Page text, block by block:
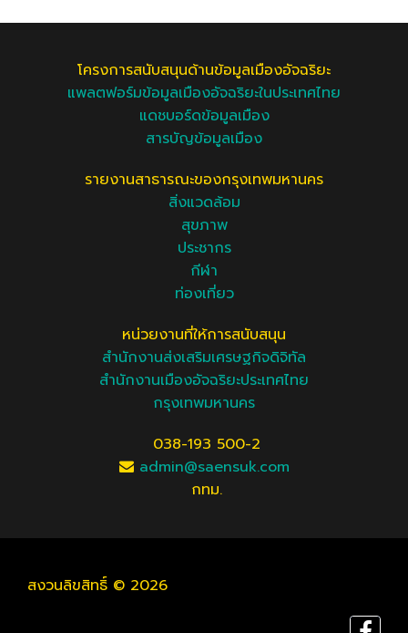
โครงการสนับสนุนด้านข้อมูลเมืองอัจฉริยะ
แพลตฟอร์มข้อมูลเมืองอัจฉริยะในประเทศไทย
แดชบอร์ดข้อมูลเมือง
สารบัญข้อมูลเมือง
รายงานสาธารณะของกรุงเทพมหานคร
สิ่งแวดล้อม
สุขภาพ
ประชากร
กีฬา
ท่องเที่ยว
หน่วยงานที่ให้การสนับสนุน
สำนักงานส่งเสริมเศรษฐกิจดิจิทัล
สำนักงานเมืองอัจฉริยะประเทศไทย
กรุงเทพมหานคร
038-193 500-2
admin@saensuk.com
กทม.
สงวนลิขสิทธิ์ © 2026